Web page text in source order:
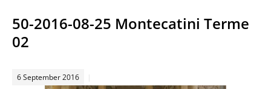
50-2016-08-25 Montecatini Terme
02
6 September 2016